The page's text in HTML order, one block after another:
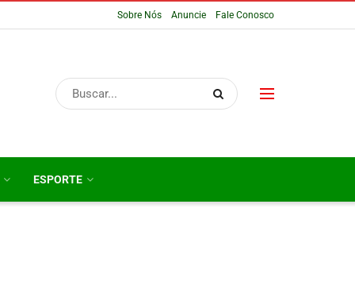
Sobre Nós Anuncie Fale Conosco
ESPORTE